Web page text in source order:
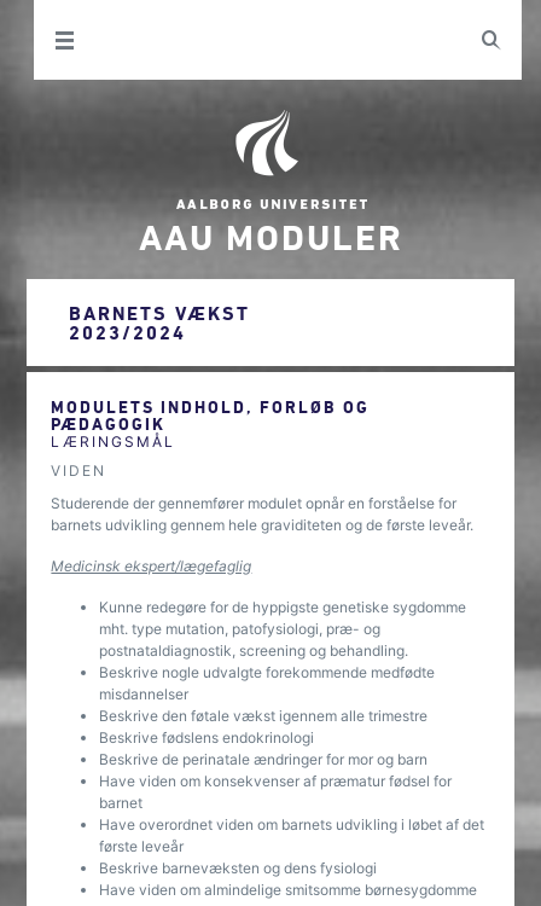
AAU MODULER
BARNETS VÆKST
2023/2024
MODULETS INDHOLD, FORLØB OG
PÆDAGOGIK
LÆRINGSMÅL
VIDEN
Studerende der gennemfører modulet opnår en forståelse for
barnets udvikling gennem hele graviditeten og de første leveår.
Medicinsk ekspert/lægefaglig
Kunne redegøre for de hyppigste genetiske sygdomme
mht. type mutation, patofysiologi, præ- og
postnataldiagnostik, screening og behandling.
Beskrive nogle udvalgte forekommende medfødte
misdannelser
Beskrive den føtale vækst igennem alle trimestre
Beskrive fødslens endokrinologi
Beskrive de perinatale ændringer for mor og barn
Have viden om konsekvenser af præmatur fødsel for
barnet
Have overordnet viden om barnets udvikling i løbet af det
første leveår
Beskrive barnevæksten og dens fysiologi
Have viden om almindelige smitsomme børnesygdomme